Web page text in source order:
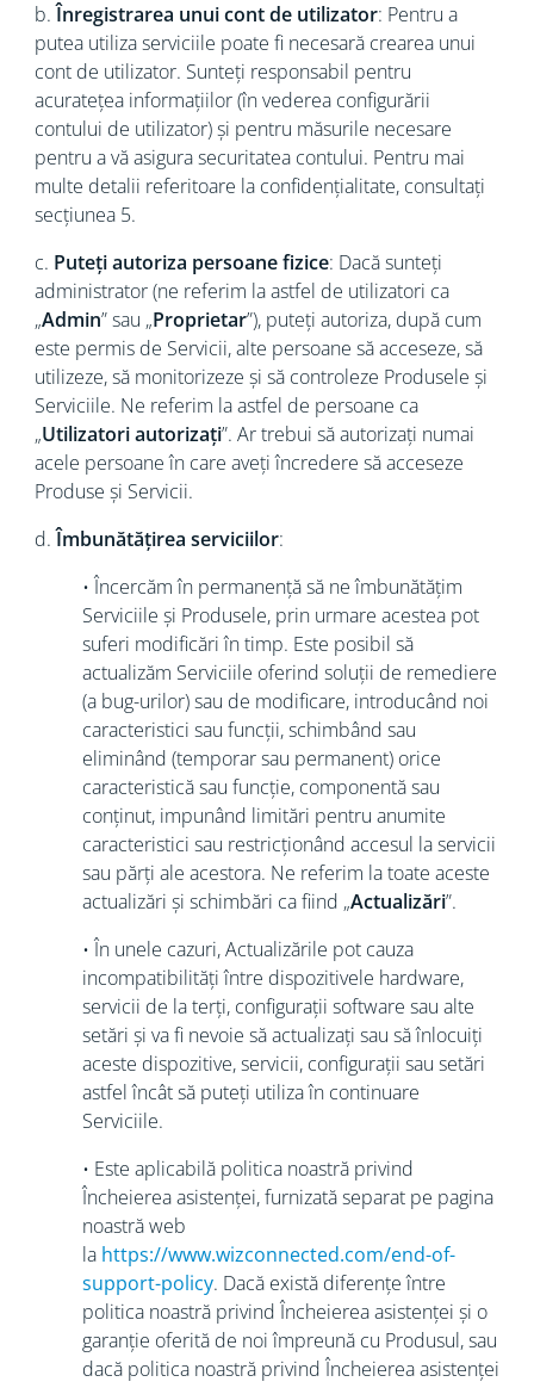
b.Înregistrarea unui cont de utilizator: Pentru a
putea utiliza serviciile poate fi necesară crearea unui
cont de utilizator. Sunteți responsabil pentru
acuratețea informațiilor (în vederea configurării
contului de utilizator) și pentru măsurile necesare
pentru a vă asigura securitatea contului. Pentru mai
multe detalii referitoare la confidențialitate, consultați
secțiunea 5.
c. Puteți autoriza persoane fizice: Dacă sunteți
administrator (ne referim la astfel de utilizatori ca
„Admin” sau „Proprietar”), puteți autoriza, după cum
este permis de Servicii, alte persoane să acceseze, să
utilizeze, să monitorizeze și să controleze Produsele și
Serviciile. Ne referim la astfel de persoane ca
„Utilizatori autorizați”. Ar trebui să autorizați numai
acele persoane în care aveți încredere să acceseze
Produse și Servicii.
d.Îmbunătățirea serviciilor:
• Încercăm în permanență să ne îmbunătățim
Serviciile și Produsele, prin urmare acestea pot
suferi modificări în timp. Este posibil să
actualizăm Serviciile oferind soluții de remediere
(a bug-urilor) sau de modificare, introducând noi
caracteristici sau funcții, schimbând sau
eliminând (temporar sau permanent) orice
caracteristică sau funcție, componentă sau
conținut, impunând limitări pentru anumite
caracteristici sau restricționând accesul la servicii
sau părți ale acestora. Ne referim la toate aceste
actualizări și schimbări ca fiind „Actualizări”.
• În unele cazuri, Actualizările pot cauza
incompatibilități între dispozitivele hardware,
servicii de la terți, configurații software sau alte
setări și va fi nevoie să actualizați sau să înlocuiți
aceste dispozitive, servicii, configurații sau setări
astfel încât să puteți utiliza în continuare
Serviciile.
• Este aplicabilă politica noastră privind
Încheierea asistenței, furnizată separat pe pagina
noastră web
la https://www.wizconnected.com/end-of-
support-policy. Dacă există diferențe între
politica noastră privind Încheierea asistenței și o
garanție oferită de noi împreună cu Produsul, sau
dacă politica noastră privind Încheierea asistenței